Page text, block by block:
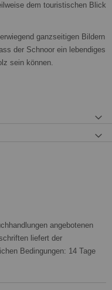
dem touristischen Blick
ganzseitigen Bildern
der Schnoor ein lebendiges
sein können.
angebotenen
liefert der
Bedingungen: 14 Tage